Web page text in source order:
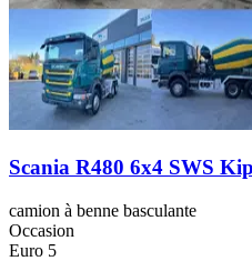
Scania R480 6x4 SWS
camion à benne basculante
Occasion
Euro 5